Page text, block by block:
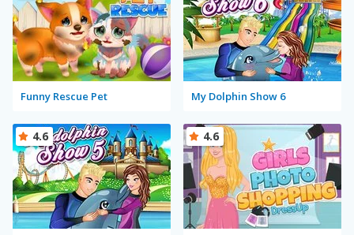
Funny Rescue Pet My Dolphin Show 6
4.6 4.6